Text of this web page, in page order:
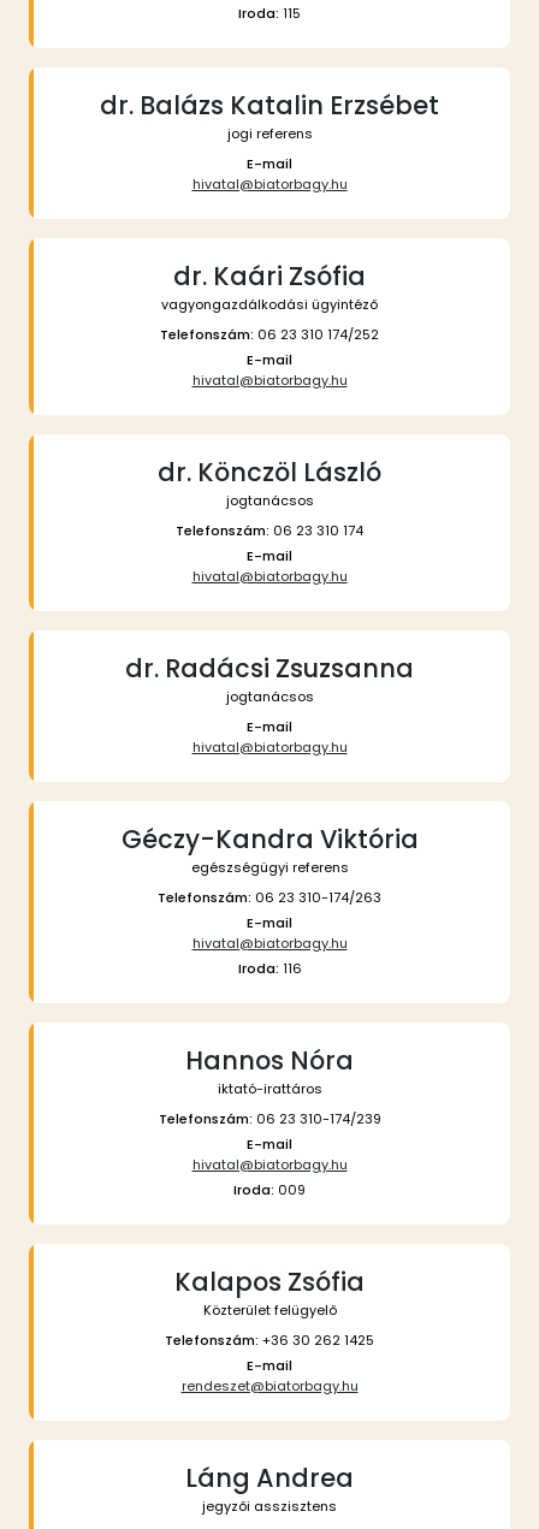
Iroda: 115
dr. Balázs Katalin Erzsébet
jogi referens
E-mail
hivatal@biatorbagy.hu
dr. Kaári Zsófia
vagyongazdálkodási ügyintéző
Telefonszám: 06 23 310 174/252
E-mail
hivatal@biatorbagy.hu
dr. Könczöl László
jogtanácsos
Telefonszám: 06 23 310 174
E-mail
hivatal@biatorbagy.hu
dr. Radácsi Zsuzsanna
jogtanácsos
E-mail
hivatal@biatorbagy.hu
Géczy-Kandra Viktória
egészségügyi referens
Telefonszám: 06 23 310-174/263
E-mail
hivatal@biatorbagy.hu
Iroda: 116
Hannos Nóra
iktató-irattáros
Telefonszám: 06 23 310-174/239
E-mail
hivatal@biatorbagy.hu
Iroda: 009
Kalapos Zsófia
Közterület felügyelő
Telefonszám: +36 30 262 1425
E-mail
rendeszet@biatorbagy.hu
Láng Andrea
jegyzői asszisztens